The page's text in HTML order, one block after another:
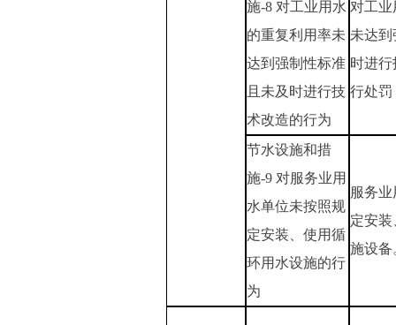
施-8 对工业用水
的重复利用率未
达到强制性标准
且未及时进行技
术改造的行为
对工
未达
时进
行处罚
节水设施和措
施-9 对服务业用
水单位未按照规
定安装、使用循
环用水设施的行
为
服务
定安
施设备